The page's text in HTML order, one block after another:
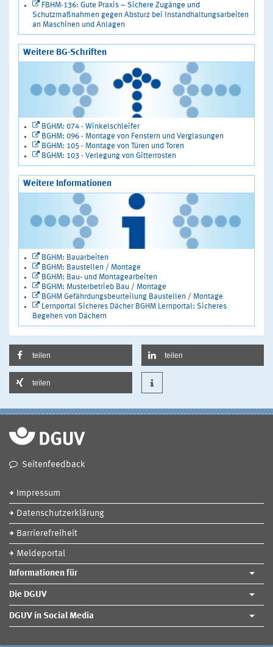
FBHM-136: Gute Praxis – Sichere Zugänge und
Schutzmaßnahmen gegen Absturz bei Instandhaltungsarbeiten
an Maschinen und Anlagen
Weitere BG-Schriften
BGHM: 074 - Winkelschleifer
BGHM: 096 - Montage von Fenstern und Verglasungen
BGHM: 105 - Montage von Türen und Toren
BGHM: 103 - Verlegung von Gitterrosten
Weitere Informationen
BGHM: Bauarbeiten
BGHM: Baustellen / Montage
BGHM: Bau- und Montagearbeiten
BGHM: Musterbetrieb Bau / Montage
BGHM Gefährdungsbeurteilung Baustellen / Montage
Lernportal Sicheres Dächer BGHM Lernportal: Sicheres
Begehen von Dächern
teilen teilen
teilen
Seitenfeedback
Impressum
Datenschutzerklärung
Barrierefreiheit
Meldeportal
Informationen für
Die DGUV
DGUV in Social Media